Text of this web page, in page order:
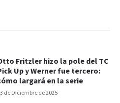
de Diciembre de 2025
Fritzler hizo la pole del TC
Up y Werner fue tercero:
largará en la serie